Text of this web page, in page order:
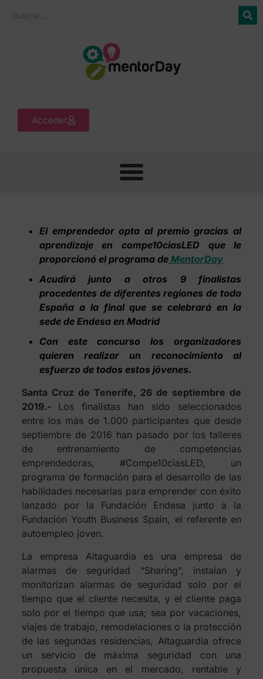
Acceder
El emprendedor opta al premio gracias al
aprendizaje en compe10ciasLED que le
proporcionó el programa deMentorDay
Acudirá junto a otros 9 finalistas
procedentes de diferentes regiones de toda
España a la final que se celebrará en la
sede de Endesa en Madrid
Con este concurso los organizadores
quieren realizar un reconocimiento al
esfuerzo de todos estos jóvenes.
Santa Cruz de Tenerife, 26 de septiembre de
2019.- Los finalistas han sido seleccionados
entre los más de 1.000 participantes que desde
septiembre de 2016 han pasado por los talleres
de entrenamiento de competencias
emprendedoras, #Compe10ciasLED, un
programa de formación para el desarrollo de las
habilidades necesarias para emprender con éxito
lanzado por la Fundación Endesa junto a la
Fundación Youth Business Spain, el referente en
autoempleo joven.
La empresa Altaguardia es una empresa de
alarmas de seguridad “Sharing”, instalan y
monitorizan alarmas de seguridad solo por el
tiempo que el cliente necesita, y el cliente paga
solo por el tiempo que usa; sea por vacaciones,
viajes de trabajo, remodelaciones o la protección
de las segundas residencias, Altaguardia ofrece
un servicio de máxima seguridad con una
propuesta única en el mercado, rentable y